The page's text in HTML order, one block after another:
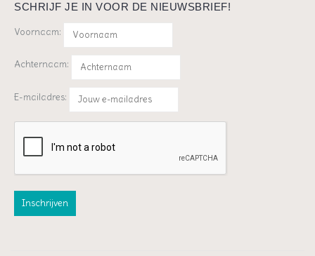
SCHRIJF JE IN VOOR DE NIEUWSBRIEF!
Voornaam:
Achternaam:
E-mailadres: